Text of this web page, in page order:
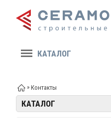
КАТАЛОГ
» Контакты
КАТАЛОГ